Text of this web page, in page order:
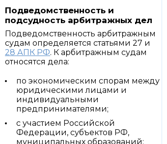
Подведомственность и
подсудность арбитражных дел
Подведомственность арбитражным
судам определяется статьями 27 и
28 АПК РФ. К арбитражным судам
относятся дела:
по экономическим спорам между
юридическими лицами и
индивидуальными
предпринимателями;
с участием Российской
Федерации, субъектов РФ,
муниципальных образований;